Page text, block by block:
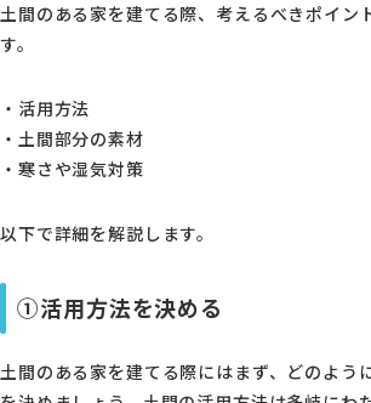
土間のある家を建てる際、考えるべきポイン
す。
・活用方法
・土間部分の素材
・寒さや湿気対策
以下で詳細を解説します。
①活用方法を決める
土間のある家を建てる際にはまず、どのよう